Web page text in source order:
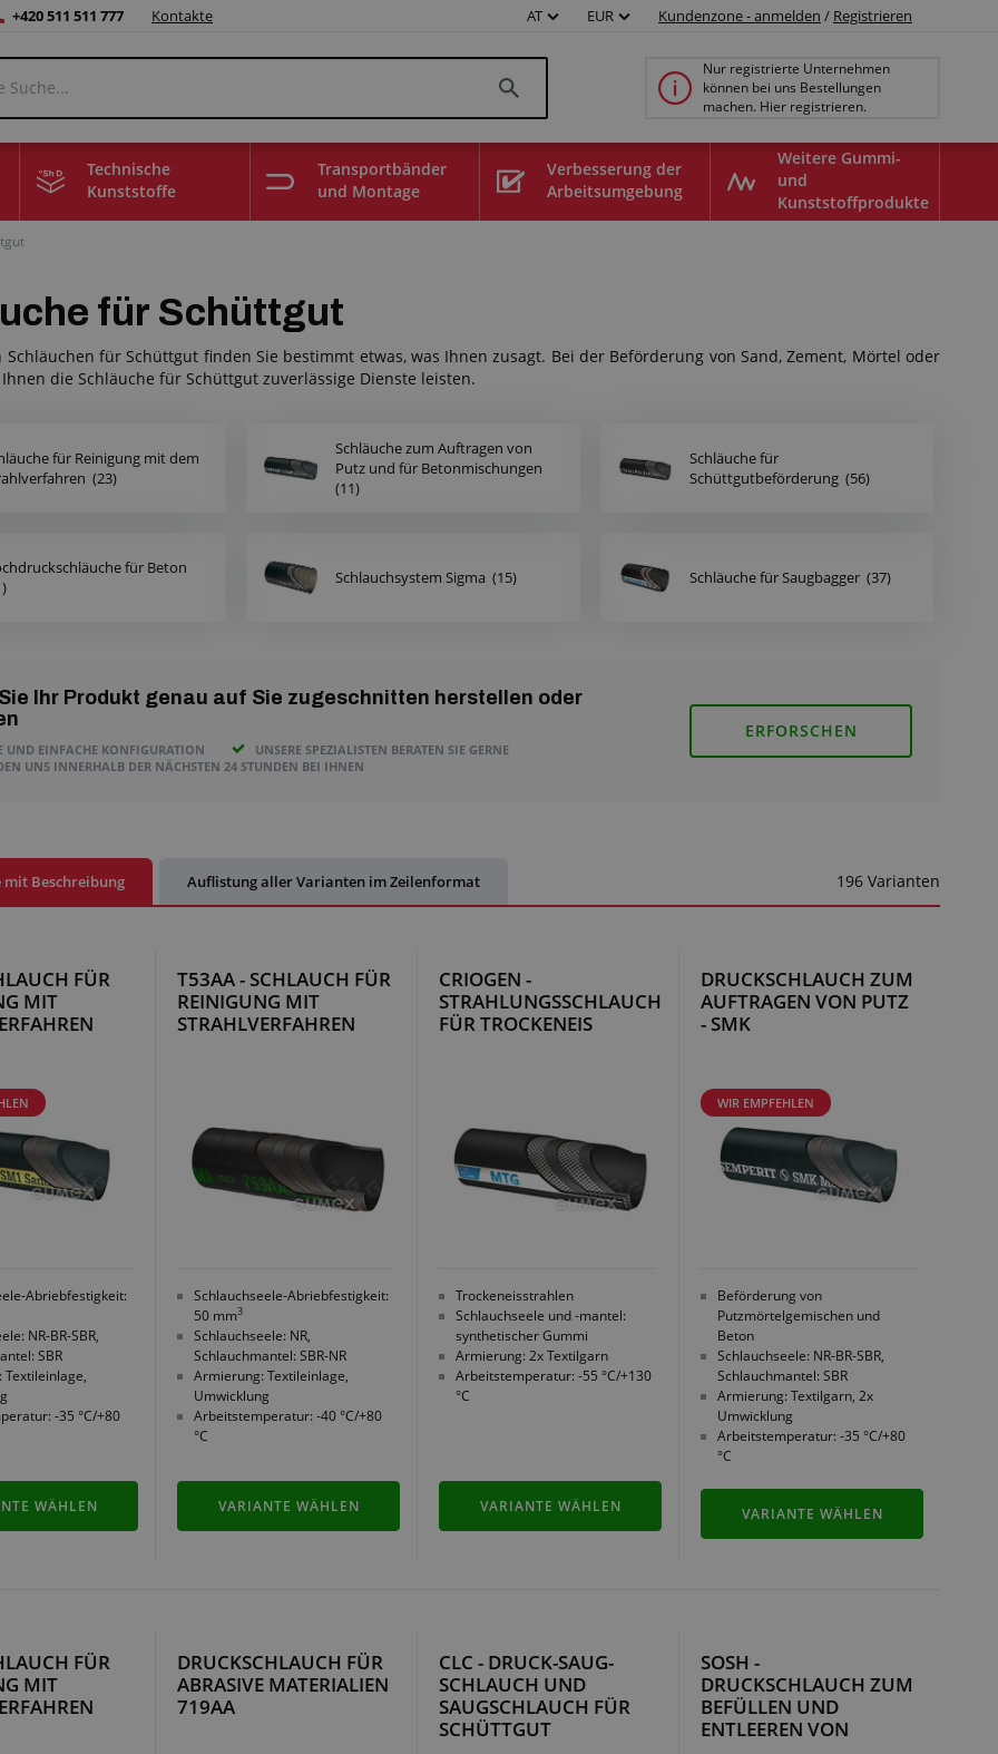
+420 511 511 777 Kontakte AT EUR Kundenzone - anmelden / Registrieren
Nur registrierte Unternehmen
können bei uns Bestellungen
machen. Hier registrieren.
Technische
Kunststoffe
Transportbänder
und Montage
Verbesserung der
Arbeitsumgebung
Weitere Gummi-
und
Kunststoffprodukte
für Schüttgut
Schläuchen für Schüttgut finden Sie bestimmt etwas, was Ihnen zusagt. Bei der Beförderung von Sand, Zement, Mörtel oder
die Schläuche für Schüttgut zuverlässige Dienste leisten.
für Reinigung mit dem
(23)
Schläuche zum Auftragen von
Putz und für Betonmischungen
(11)
Schläuche für
Schüttgutbeförderung (56)
für Beton
Schlauchsystem Sigma (15) Schläuche für Saugbagger (37)
Ihr Produkt genau auf Sie zugeschnitten herstellen oder
UND EINFACHE KONFIGURATION
UNSERE SPEZIALISTEN BERATEN SIE GERNE
UNS INNERHALB DER NÄCHSTEN 24 STUNDEN BEI IHNEN
ERFORSCHEN
mit Beschreibung Auflistung aller Varianten im Zeilenformat 196 Varianten
FÜR
MIT
Abriebfestigkeit:
NR-BR-SBR,
SBR
-35 °C/+80
WÄHLEN
T53AA - SCHLAUCH FÜR
REINIGUNG MIT
STRAHLVERFAHREN
Schlauchseele-Abriebfestigkeit:
50 mm3
Schlauchseele: NR,
Schlauchmantel: SBR-NR
Armierung: Textileinlage,
Umwicklung
Arbeitstemperatur: -40 °C/+80
°C
VARIANTE WÄHLEN
CRIOGEN -
STRAHLUNGSSCHLAUCH
FÜR TROCKENEIS
Trockeneisstrahlen
Schlauchseele und -mantel:
synthetischer Gummi
Armierung: 2x Textilgarn
Arbeitstemperatur: -55 °C/+130
°C
VARIANTE WÄHLEN
DRUCKSCHLAUCH ZUM
AUFTRAGEN VON PUTZ
- SMK
WIR EMPFEHLEN
Beförderung von
Putzmörtelgemischen und
Beton
Schlauchseele: NR-BR-SBR,
Schlauchmantel: SBR
Armierung: Textilgarn, 2x
Umwicklung
Arbeitstemperatur: -35 °C/+80
°C
VARIANTE WÄHLEN
FÜR
MIT
DRUCKSCHLAUCH FÜR
ABRASIVE MATERIALIEN
719AA
CLC - DRUCK-SAUG-
SCHLAUCH UND
SAUGSCHLAUCH FÜR
SCHÜTTGUT
SOSH -
DRUCKSCHLAUCH ZUM
BEFÜLLEN UND
ENTLEEREN VON